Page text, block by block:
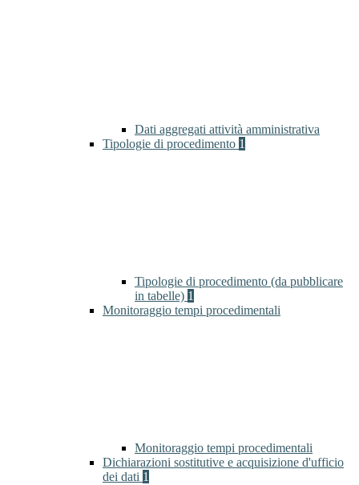
Dati aggregati attività amministrativa
Tipologie di procedimento 1
Tipologie di procedimento (da pubblicare
in tabelle) 1
Monitoraggio tempi procedimentali
Monitoraggio tempi procedimentali
Dichiarazioni sostitutive e acquisizione d'ufficio
dei dati 1